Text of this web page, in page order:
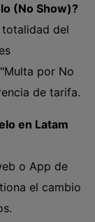
(No Show)?
del
por No
de tarifa.
en Latam
o App de
el cambio